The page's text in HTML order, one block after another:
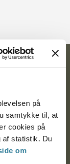
på
samtykke til, at
cookies på
af statistik. Du
om